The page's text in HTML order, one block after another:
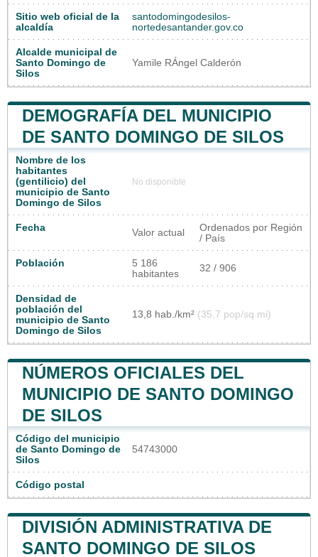
Sitio web oficial de la
alcaldía
santodomingodesilos-
nortedesantander.gov.co
Alcalde municipal de
Santo Domingo de
Silos
Yamile RÁngel Calderón
DEMOGRAFÍA DEL MUNICIPIO
DE SANTO DOMINGO DE SILOS
Nombre de los
habitantes
(gentilicio) del
municipio de Santo
Domingo de Silos
No disponible
Fecha Valor actual
Ordenados por Región
/ País
Población
5 186
habitantes
32 / 906
Densidad de
población del
municipio de Santo
Domingo de Silos
13,8 hab./km² (35,7 pop/sq mi)
NÚMEROS OFICIALES DEL
MUNICIPIO DE SANTO DOMINGO
DE SILOS
Código del municipio
de Santo Domingo de
Silos
54743000
Código postal
DIVISIÓN ADMINISTRATIVA DE
SANTO DOMINGO DE SILOS